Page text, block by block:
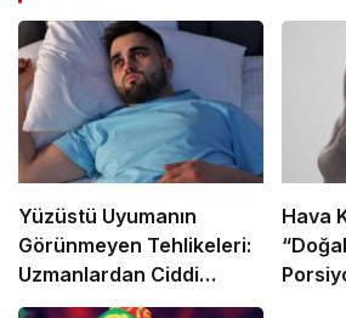
Yüzüstü Uyumanın
Görünmeyen Tehlikeleri:
Uzmanlardan Ciddi
Uyarılar
Hava